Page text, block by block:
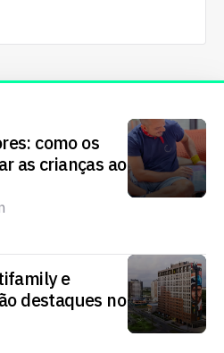
como os
as crianças ao
e
destaques no